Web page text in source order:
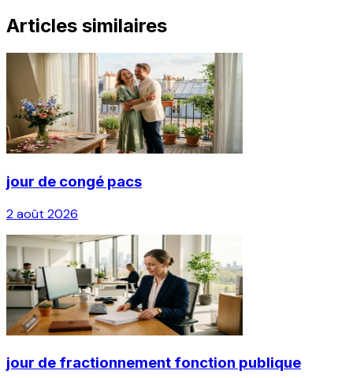
Articles similaires
jour de congé pacs
2 août 2026
jour de fractionnement fonction publique